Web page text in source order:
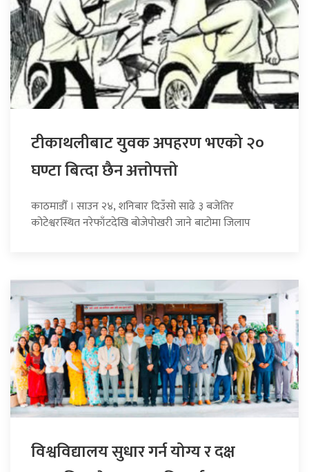
टीकाथलीबाट युवक अपहरण भएको २०
घण्टा बित्दा छैन अत्तोपत्तो
काठमाडौँ । साउन २४, शनिबार दिउँसो साढे ३ बजेतिर
कोटेश्वरस्थित नरेफाँटदेखि बोजेपोखरी जाने बाटोमा जिलाप
विश्वविद्यालय सुधार गर्न योग्य र दक्ष